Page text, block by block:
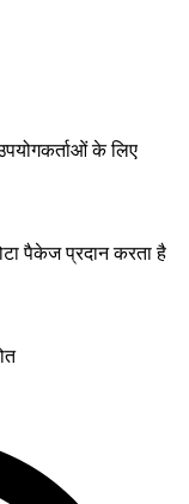
के लिए
पैकेज प्रदान करता है